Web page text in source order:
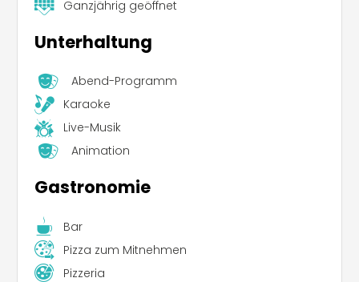
Ganzjährig geöffnet
Unterhaltung
Abend-Programm
Karaoke
Live-Musik
Animation
Gastronomie
Bar
Pizza zum Mitnehmen
Pizzeria